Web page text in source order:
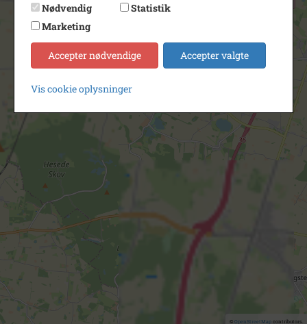
© OpenStreetMapcontributors.
Nødvendig
Statistik
Marketing
Accepter nødvendige Accepter valgte
Vis cookie oplysninger